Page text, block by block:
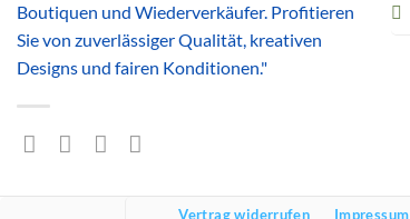
Boutiquen und Wiederverkäufer. Profitieren
Sie von zuverlässiger Qualität, kreativen
Designs und fairen Konditionen."
Vertrag widerrufen Impressum